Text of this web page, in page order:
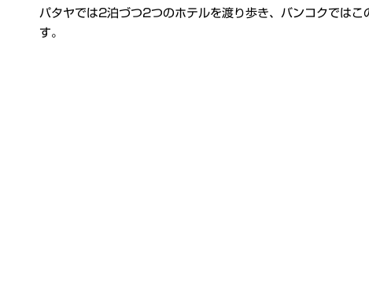
パタヤでは2泊づつ2つのホテルを渡り歩き、バンコクでは
す。